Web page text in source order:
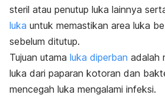
steril atau penutup luka lainnya
luka untuk memastikan area luka
sebelum ditutup.
Tujuan utama luka diperban adalah
luka dari paparan kotoran dan
mencegah luka mengalami infeksi.